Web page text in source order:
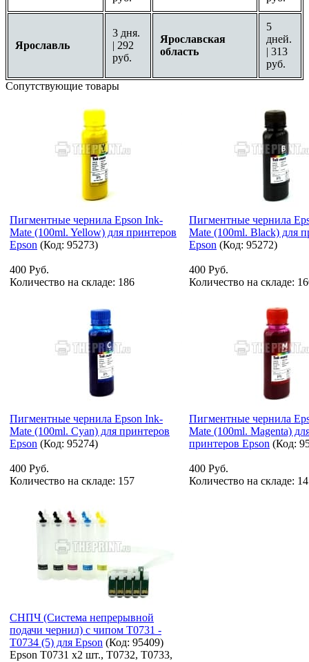
Ярославль
3 дня.
| 292
руб.
Ярославская
область
5
дней.
| 313
руб.
Сопутствующие товары
Пигментные чернила Epson Ink-
Mate (100ml. Yellow) для принтеров
Epson (Код: 95273)
400 Руб.
Количество на складе: 186
Пигментные чернила
Mate (100ml. Black) для
Epson (Код: 95272)
400 Руб.
Количество на складе:
Пигментные чернила Epson Ink-
Mate (100ml. Cyan) для принтеров
Epson (Код: 95274)
400 Руб.
Количество на складе: 157
Пигментные чернила
Mate (100ml. Magenta)
принтеров Epson (Код:
400 Руб.
Количество на складе:
СНПЧ (Система непрерывной
подачи чернил) с чипом T0731 -
T0734 (5) для Epson (Код: 95409)
Epson T0731 х2 шт., T0732, T0733,